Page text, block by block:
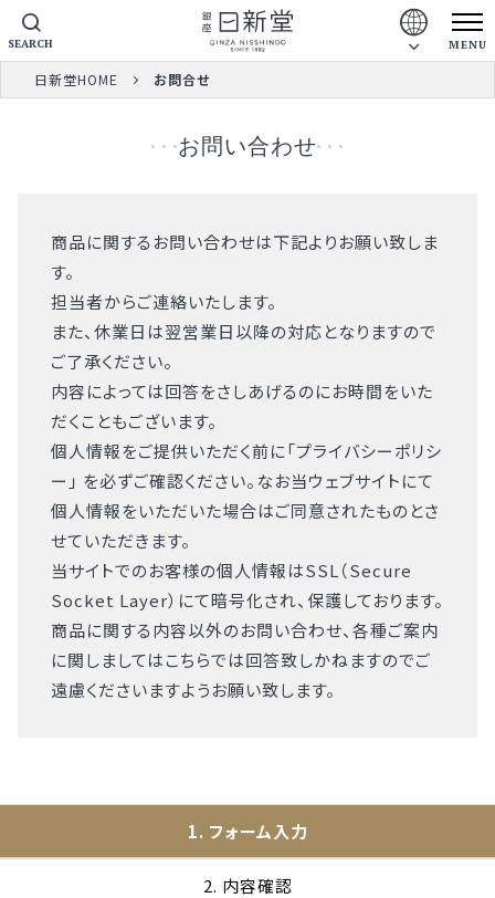
MENU
SEARCH
日新堂HOME お問合せ
お問い合わせ
商品に関するお問い合わせは下記よりお願い致しま
す。
担当者からご連絡いたします。
また、休業日は翌営業日以降の対応となりますので
ご了承ください。
内容によっては回答をさしあげるのにお時間をいた
だくこともございます。
個人情報をご提供いただく前に「プライバシーポリシ
ー 」 を必ずご確認ください。なお当ウェブサイトにて
個人情報をいただいた場合はご同意されたものとさ
せていただきます。
当サイトでのお客様の個人情報はSSL（Secure
Socket Layer）にて暗号化され、保護しております。
商品に関する内容以外のお問い合わせ、各種ご案内
に関しましてはこちらでは回答致しかねますのでご
遠慮くださいますようお願い致します。
1. フォーム入力
2. 内容確認